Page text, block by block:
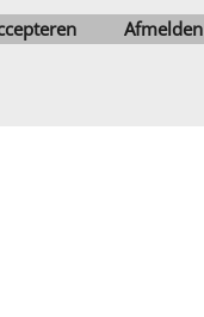
Webwinkel gemaakt met
ShopFactory webwinkel
software.
Afmelden